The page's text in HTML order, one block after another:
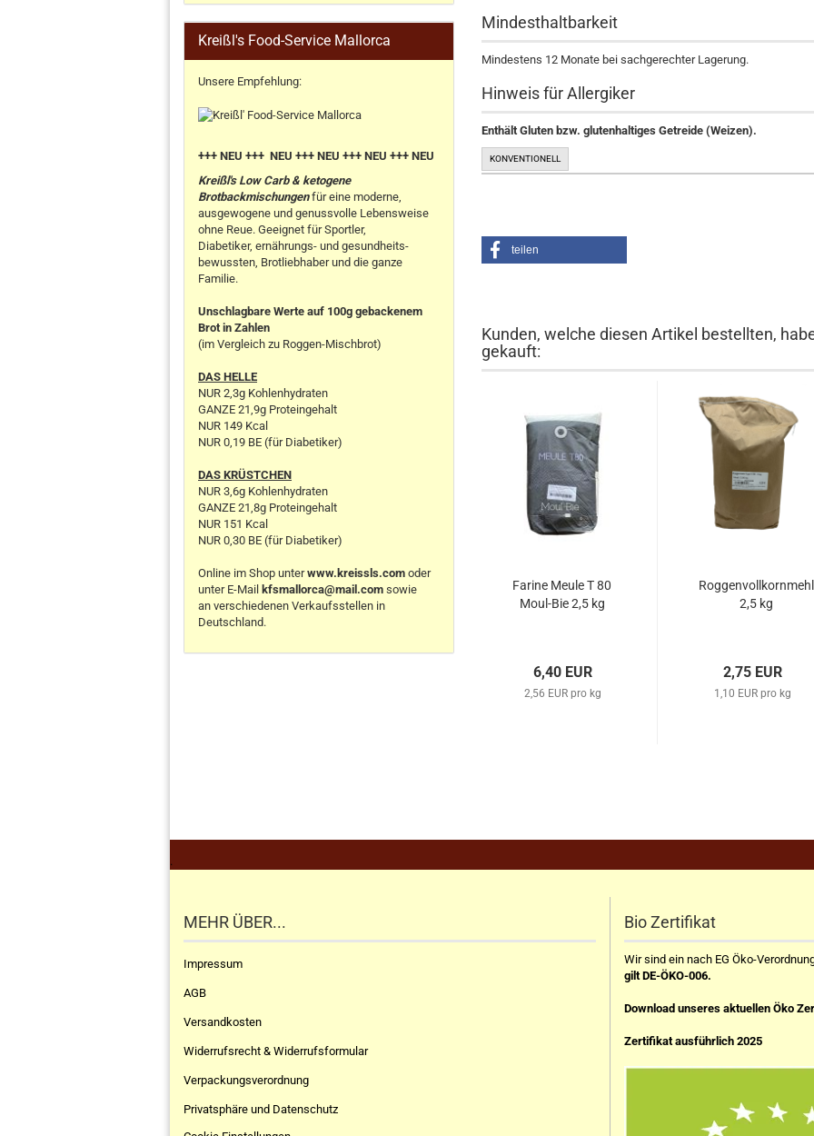
Mindesthaltbarkeit
Mindestens 12 Monate bei sachgerechter Lagerung.
Hinweis für Allergiker
Enthält Gluten bzw. glutenhaltiges Getreide (Weizen).
KONVENTIONELL
teilen
Kunden, welche diesen Artikel bestellten,
gekauft:
Farine Meule T 80
Moul-Bie 2,5 kg
6,40 EUR
2,56 EUR pro kg
Roggenvollkornmehl
2,5 kg
2,75 EUR
1,10 EUR pro kg
Kreißl's Food-Service Mallorca
Unsere Empfehlung:
+++ NEU +++ NEU +++ NEU +++ NEU +++ NEU
Kreißl's Low Carb & ketogene
Brotbackmischungenfür eine moderne,
ausgewogene und genussvolle Lebensweise
ohne Reue. Geeignet für Sportler,
Diabetiker, ernährungs- und gesundheits-
bewussten, Brotliebhaber und die ganze
Familie.
Unschlagbare Werte auf 100g gebackenem
Brot in Zahlen
(im Vergleich zu Roggen-Mischbrot)
DAS HELLE
NUR 2,3g Kohlenhydraten
GANZE 21,9g Proteingehalt
NUR 149 Kcal
NUR 0,19 BE (für Diabetiker)
DAS KRÜSTCHEN
NUR 3,6g Kohlenhydraten
GANZE 21,8g Proteingehalt
NUR 151 Kcal
NUR 0,30 BE (für Diabetiker)
Online im Shop unterwww.kreissls.com oder
unter E-Mail kfsmallorca@mail.com sowie
an verschiedenen Verkaufsstellen in
Deutschland.
.
MEHR ÜBER...
Impressum
AGB
Versandkosten
Widerrufsrecht & Widerrufsformular
Verpackungsverordnung
Privatsphäre und Datenschutz
Bio Zertifikat
Wir sind ein nach EG Öko-
gilt DE-ÖKO-006.
Download unseres aktuellen Öko
Zertifikat ausführlich 2025